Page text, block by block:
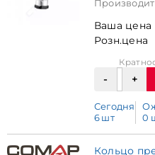
Ваша цена
Розн.цена
Сегодня
6 шт
0
Кольцо